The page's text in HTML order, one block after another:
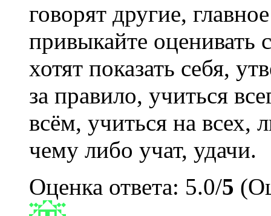
говорят другие,
привыкайте оценивать
хотят показать себя,
за правило, учиться
всём, учиться на всех,
чему либо учат, удачи.
Оценка ответа: 5.0/5